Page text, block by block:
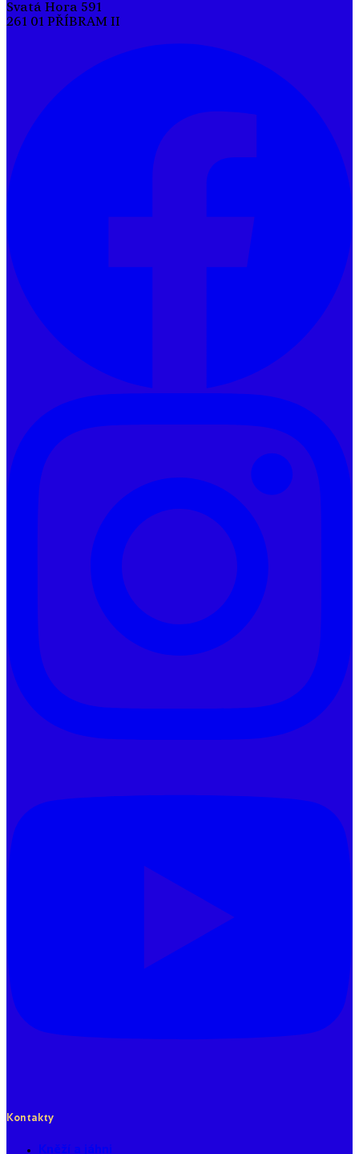
Svatá Hora 591
261 01 PŘÍBRAM II
Kontakty
Kněží a jáhni